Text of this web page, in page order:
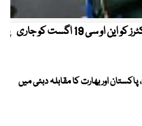
کیریبین پریمیئر لیگ ، قومی کرکٹرز کو این او سی 19 اگست کو جاری
ویمنز ایشیا کپ 2026، پاکستان اور بھارت کا مقابلہ دبئی میں